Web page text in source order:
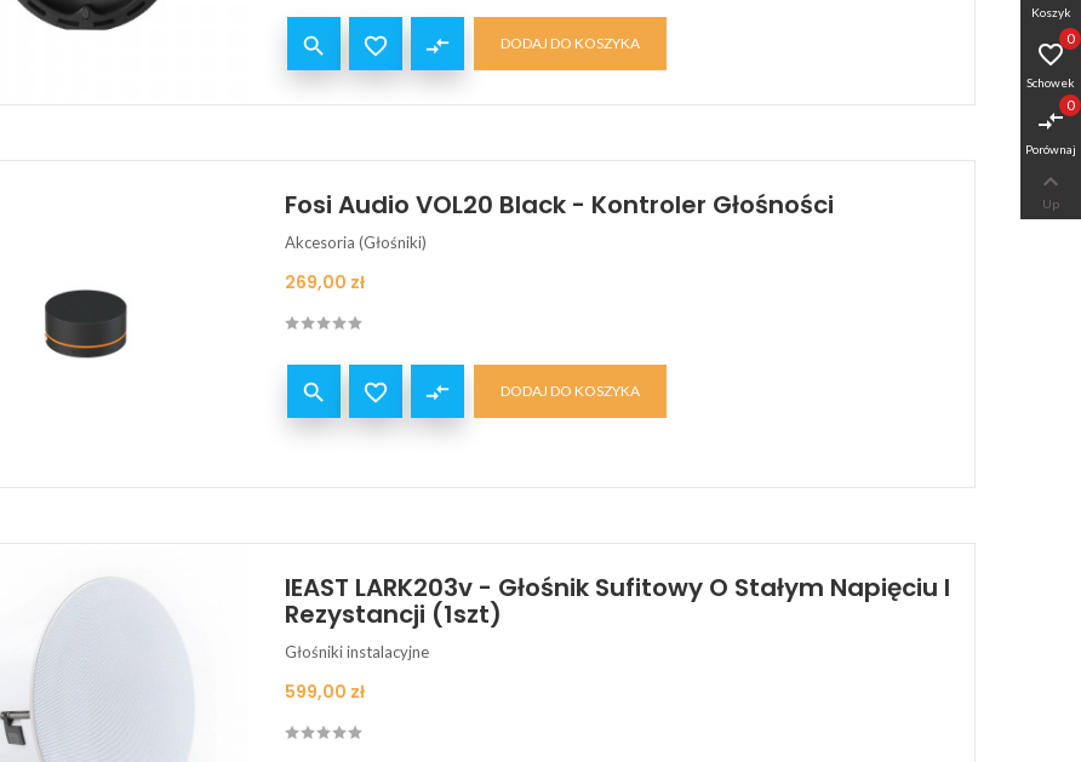
  compare_arrows DODAJ DO KOSZYKA
Fosi Audio VOL20 Black - Kontroler Głośności
Akcesoria (Głośniki)
Cena
269,00 zł
  compare_arrows DODAJ DO KOSZYKA
IEAST LARK203v - Głośnik Sufitowy O Stałym Napięciu I
Rezystancji (1szt)
Głośniki instalacyjne
Cena
599,00 zł
Koszyk

Schowek
0
compare_arrows
Porównaj
0

Up